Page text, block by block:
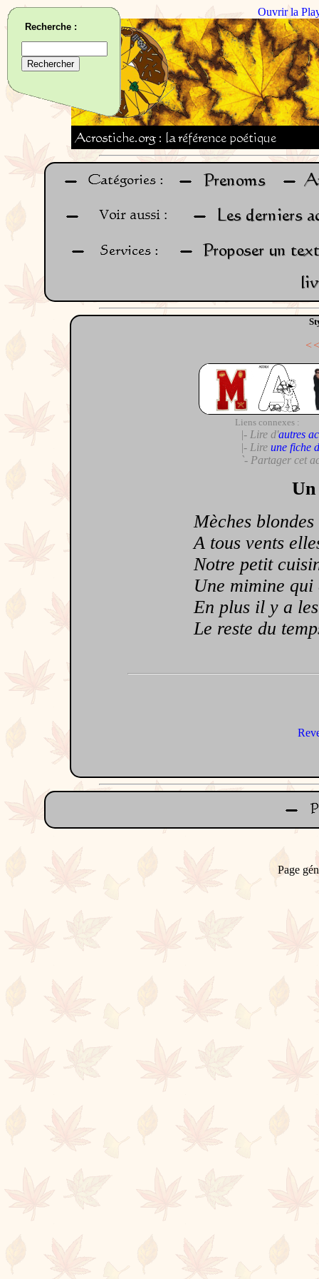
Ouvrir la
Liens connexes :
|- Lire d'autres
|- Lire une fiche
`- Partager cet
Mèches blondes
A tous vents
Notre petit
Une mimine qui
En plus il y a les
Le reste du
Recherche :
Page